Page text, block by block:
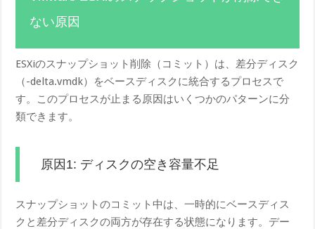
ない原因
ESXiのスナップショット削除（コミット）は、差分ディスク
（-delta.vmdk）をベースディスクに統合するプロセスで
す。このプロセスが止まる原因はいくつかのパターンに分
類できます。
原因1: ディスクの空き容量不足
スナップショットのコミット中は、一時的にベースディス
クと差分ディスクの両方が存在する状態になります。デー